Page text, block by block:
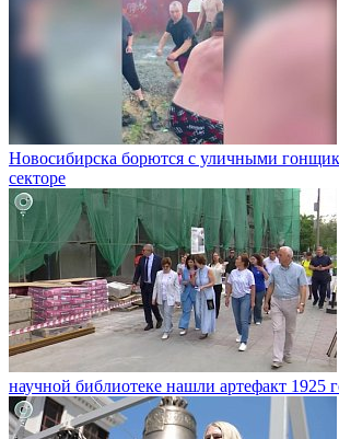
Новосибирска борются с уличными
секторе
научной библиотеке нашли артефакт 1925